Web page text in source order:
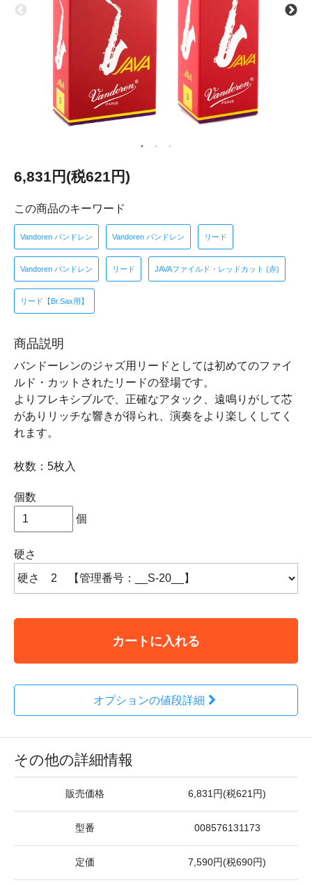
6,831円(税621円)
この商品のキーワード
Vandoren バンドレン Vandoren バンドレン リード
Vandoren バンドレン リード JAVAファイルド・レッドカット (赤)
リード【Br.Sax用】
商品説明
バンドーレンのジャズ用リードとしては初めてのファイ
ルド・カットされたリードの登場です。
よりフレキシブルで、正確なアタック、遠鳴りがして芯
がありリッチな響きが得られ、演奏をより楽しくしてく
れます。
枚数：5枚入
個数
個
硬さ
カートに入れる
オプションの値段詳細
その他の詳細情報
販売価格 6,831円(税621円)
型番 008576131173
定価 7,590円(税690円)